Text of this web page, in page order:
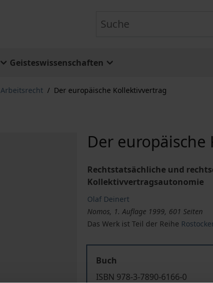
Geisteswissenschaften
Arbeitsrecht / Der europäische Kollektivvertrag
Der
Rechtstatsächliche und
Kollektivvertragsautonomie
Olaf Deinert
Nomos, 1. Auflage 1999, 601 Seiten
Das Werk ist Teil der Reihe
Buch
ISBN 978-3-7890-6166-0